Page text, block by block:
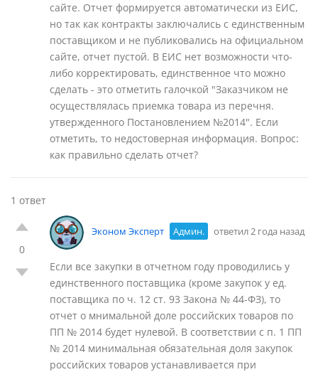
сайте. Отчет формируется автоматически из ЕИС,
но так как контракты заключались с единственным
поставщиком и не публиковались на официальном
сайте, отчет пустой. В ЕИС нет возможности что-
либо корректировать, единственное что можно
сделать - это отметить галочкой "Заказчиком не
осуществлялась приемка товара из перечня.
утвержденного Постановлением №2014". Если
отметить, то недостоверная информация. Вопрос:
как правильно сделать отчет?
1 ответ
0
Эконом Эксперт Админ. ответил 2 года назад
Если все закупки в отчетном году проводились у
единственного поставщика (кроме закупок у ед.
поставщика по ч. 12 ст. 93 Закона № 44-ФЗ), то
отчет о мнимальной доле российских товаров по
ПП № 2014 будет нулевой. В соответствии с п. 1 ПП
№ 2014 минимальная обязательная доля закупок
российских товаров устанавливается при